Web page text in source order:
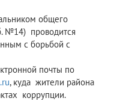
общего
№14) проводится
с борьбой с
почты по
, куда жители района
коррупции.